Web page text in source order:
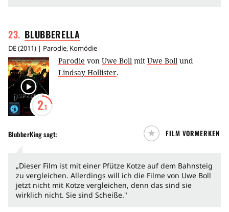
23. BLUBBERELLA
DE(2011) | Parodie, Komödie
2.1
Parodie von Uwe Boll mit Uwe Boll und
Lindsay Hollister.
BlubberKingsagt: FILM VORMERKEN
„Dieser Film ist mit einer Pfütze Kotze auf dem Bahnsteig
zu vergleichen. Allerdings will ich die Filme von Uwe Boll
jetzt nicht mit Kotze vergleichen, denn das sind sie
wirklich nicht. Sie sind Scheiße."